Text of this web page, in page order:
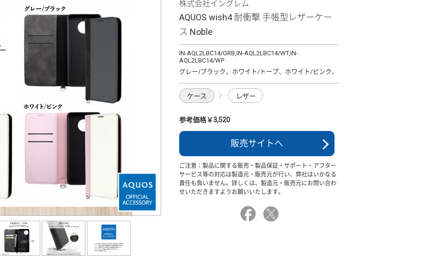
株式会社イングレム
AQUOS wish4 耐衝撃 手帳型レザーケー
ス Noble
IN-AQL2LBC14/GRB,IN-AQL2LBC14/WT,IN-
AQL2LBC14/WP
グレー/ブラック、ホワイト/トープ、ホワイト/ピンク、
ケース レザー
参考価格￥3,520
販売サイトへ
ご注意：製品に関する販売・製品保証・サポート・アフター
サービス等の対応は製造元・販売元が行い、弊社はいかなる
責任も負いません。詳しくは、製造元・販売元にお問い合わ
せいただきますようお願いいたします。